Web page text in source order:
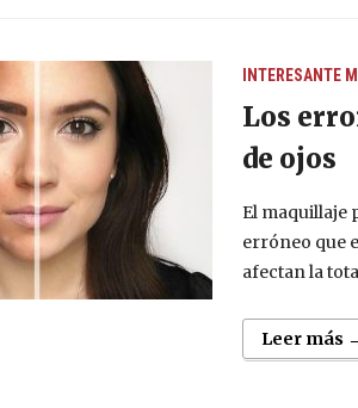
INTERESANTE
Los
de ojos
El maquillaje
erróneo que
afectan la
Leer más